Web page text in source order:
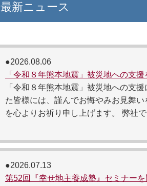
最新ニュース
●2026.08.06
「令和８年熊本地震」被災地への支
「令和８年熊本地震」被災地への支
た皆様には、謹んでお悔やみお見舞
を心よりお祈り申し上げます。 弊社
●2026.07.13
第52回『幸せ地主養成塾』セミナー